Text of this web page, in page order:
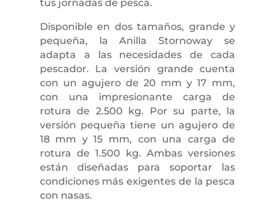
tus jornadas de pesca.
Disponible en dos tamaños, grande y
pequeña, la Anilla Stornoway se
adapta a las necesidades de cada
pescador. La versión grande cuenta
con un agujero de 20 mm y 17 mm,
con una impresionante carga de
rotura de 2.500 kg. Por su parte, la
versión pequeña tiene un agujero de
18 mm y 15 mm, con una carga de
rotura de 1.500 kg. Ambas versiones
están diseñadas para soportar las
condiciones más exigentes de la pesca
con nasas.